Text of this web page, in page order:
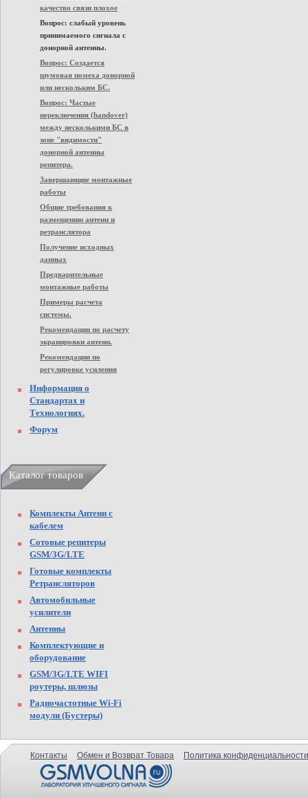
качество связи плохое
Вопрос: слабый уровень
принимаемого сигнала с
донорной антенны.
Вопрос: Создается
шумовая помеха донорной
или нескольким БС.
Вопрос: Частые
переключения (handover)
между несколькими БС в
зоне "видимости"
донорной антенны
репитера.
Завершающие монтажные
работы
Общие требования к
размещению антенн и
ретранслятора
Получение исходных
данных
Предварительные
монтажные работы
Примеры расчета
системы.
Рекомендации по расчету
экранировки антенн.
Рекомендации по
регулировке усиления
Информация о
Стандартах и
Технологиях.
Форум
Каталог товаров
Комплекты Антенн с
кабелем
Сотовые репитеры
GSM/3G/LTE
Готовые комплекты
Ретрансляторов
Автомобильные
усилители
Антенны
Комплектующие и
оборудование
GSM/3G/LTE WIFI
роутеры, шлюзы
Радиочастотные Wi-Fi
модули (Бустеры)
Контакты Обмен и Возврат Товара Политика